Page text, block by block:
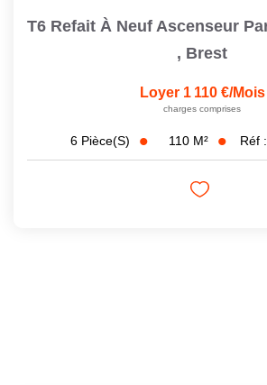
, Brest
Loyer 1 110 €/mois
charges comprises
6 Pièce(s) 110 M² Réf :